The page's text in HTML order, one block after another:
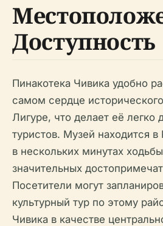
Доступность
Пинакотека Чивика удобно
самом сердце
Лигуре, что делает её легко
туристов. Музей находится в
в нескольких минутах
значительных
Посетители могут
культурный тур по этому
Чивика в качестве